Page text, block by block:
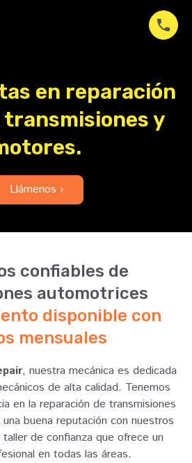
en reparación
transmisiones y
Llámenos ›
confiables de
automotrices
disponible con
mensuales
, nuestra mecánica es dedicada
de alta calidad. Tenemos
en la reparación de transmisiones
buena reputación con nuestros
de confianza que ofrece un
en todas las áreas.